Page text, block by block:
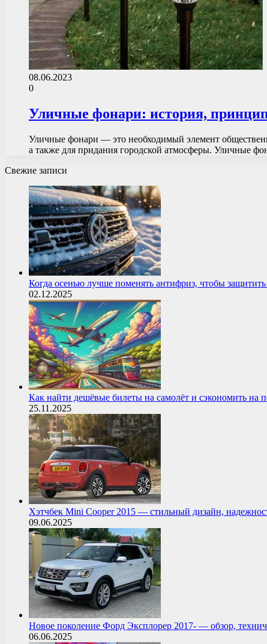
08.06.2023
0
Уличные фонари: история,
Уличные фонари — это необходимый элемент
а также для придания городской атмосферы. Уличные
Свежие записи
Когда осенью лучше поменять антифриз, чтобы
02.12.2025
Как найти дешёвые билеты на самолёт и сэкономить на
25.11.2025
Хэтчбек Mini Cooper 2015 — стильный дизайн,
09.06.2025
Новое поколение Форд Эксплорер 2017- — обзор,
06.06.2025